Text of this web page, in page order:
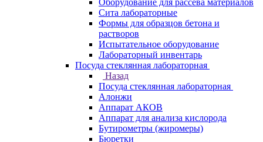
Оборудование для рассева материалов
Сита лабораторные
Формы для образцов бетона и
растворов
Испытательное оборудование
Лабораторный инвентарь
Посуда стеклянная лабораторная
Назад
Посуда стеклянная лабораторная
Алонжи
Аппарат АКОВ
Аппарат для анализа кислорода
Бутирометры (жиромеры)
Бюретки